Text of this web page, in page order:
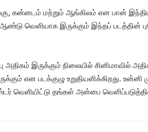
கன்னடம் மற்றும் ஆங்கிலம் என பான்
ஆண்டு வெளியாக இருக்கும் இந்தப் படத்தின்
அதிகம் இருக்கும் நிலையில் சினிமாவில்
என படக்குழு உறுதியளிக்கிறது.
வெளியிட்டு தங்கள் அன்பை